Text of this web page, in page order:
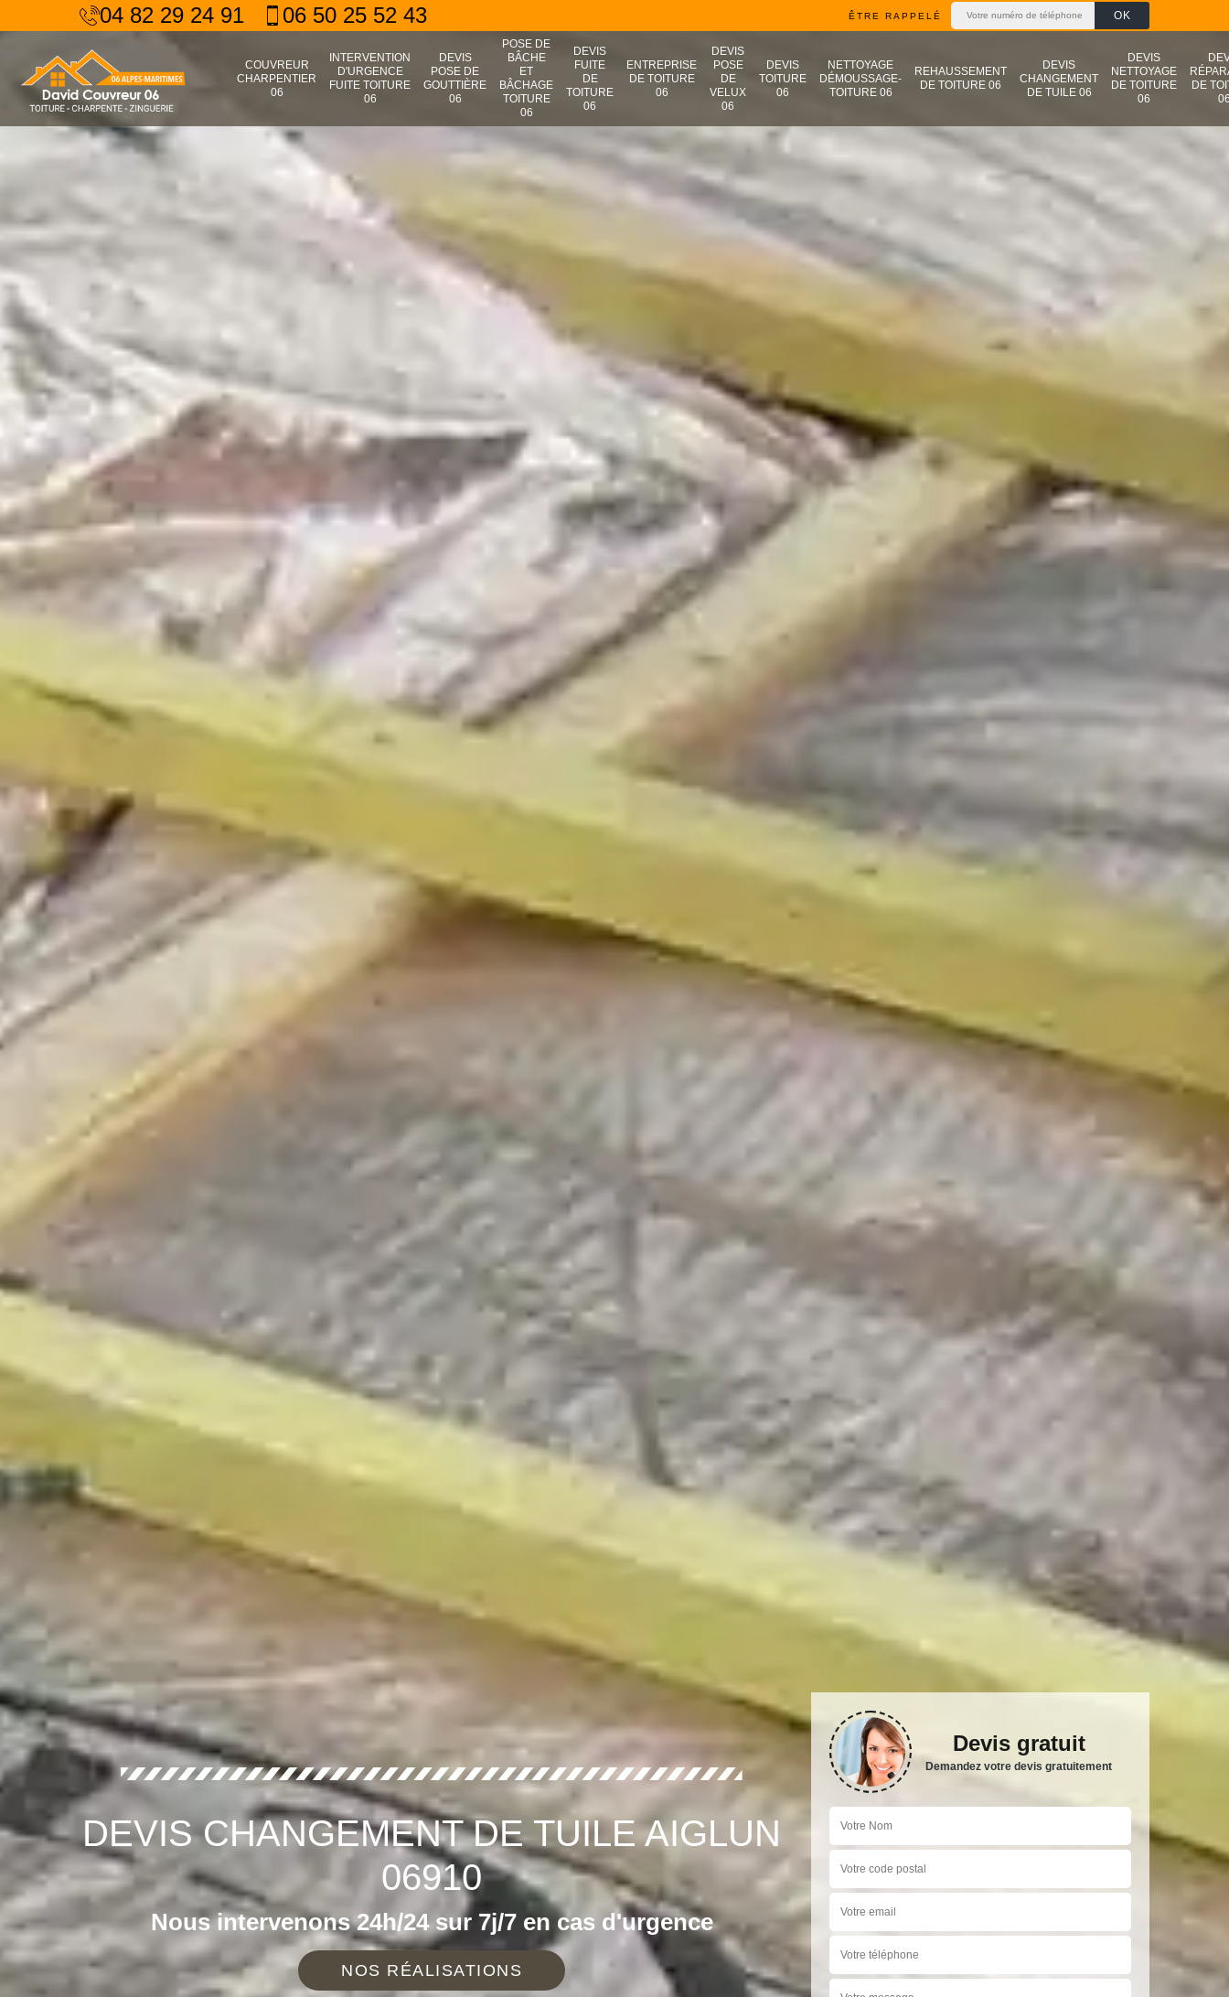
04 82 29 24 91 06 50 25 52 43 ÊTRE RAPPELÉ
COUVREUR
CHARPENTIER
06
INTERVENTION
D'URGENCE
FUITE TOITURE
06
DEVIS
POSE DE
GOUTTIÈRE
06
POSE DE
BÂCHE
ET
BÂCHAGE
TOITURE
06
DEVIS
FUITE
DE
TOITURE
06
ENTREPRISE
DE TOITURE
06
DEVIS
POSE
DE
VELUX
06
DEVIS
TOITURE
06
NETTOYAGE
DÉMOUSSAGE-
TOITURE 06
REHAUSSEMENT
DE TOITURE 06
DEVIS
CHANGEMENT
DE TUILE 06
DEVIS
NETTOYAGE
DE TOITURE
06
DE
DEVIS CHANGEMENT DE TUILE AIGLUN
06910
Nous intervenons 24h/24 sur 7j/7 en cas d'urgence
NOS RÉALISATIONS
Devis gratuit
Demandez votre devis gratuitement